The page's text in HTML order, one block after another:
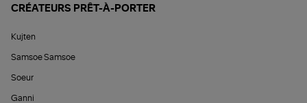
CRÉATEURS PRÊT-À-PORTER
Kujten
Samsoe Samsoe
Soeur
Ganni